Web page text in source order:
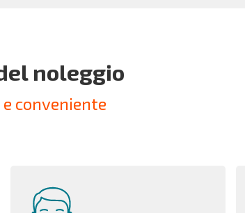
noleggio
conveniente